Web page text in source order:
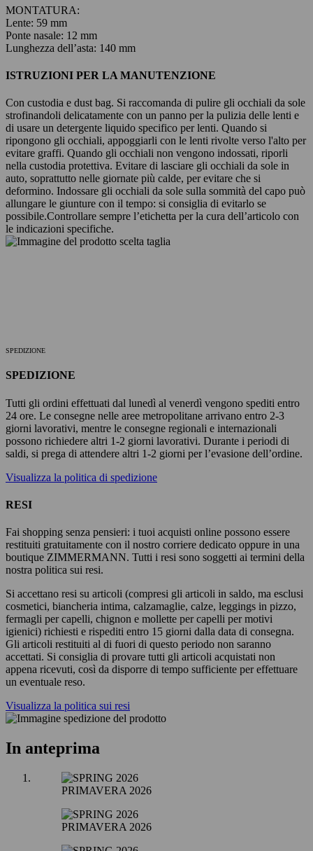
MONTATURA:
Lente: 59 mm
Ponte nasale: 12 mm
Lunghezza dell’asta: 140 mm
ISTRUZIONI PER LA MANUTENZIONE
Con custodia e dust bag. Si raccomanda di pulire gli occhiali da sole
strofinandoli delicatamente con un panno per la pulizia delle lenti e
di usare un detergente liquido specifico per lenti. Quando si
ripongono gli occhiali, appoggiarli con le lenti rivolte verso l'alto per
evitare graffi. Quando gli occhiali non vengono indossati, riporli
nella custodia protettiva. Evitare di lasciare gli occhiali da sole in
auto, soprattutto nelle giornate più calde, per evitare che si
deformino. Indossare gli occhiali da sole sulla sommità del capo può
allungare le giunture con il tempo: si consiglia di evitarlo se
possibile.Controllare sempre l’etichetta per la cura dell’articolo con
le indicazioni specifiche.
SPEDIZIONE
SPEDIZIONE
Tutti gli ordini effettuati dal lunedì al venerdì vengono spediti entro
24 ore. Le consegne nelle aree metropolitane arrivano entro 2-3
giorni lavorativi, mentre le consegne regionali e internazionali
possono richiedere altri 1-2 giorni lavorativi. Durante i periodi di
saldi, si prega di attendere altri 1-2 giorni per l’evasione dell’ordine.
Visualizza la politica di spedizione
RESI
Fai shopping senza pensieri: i tuoi acquisti online possono essere
restituiti gratuitamente con il nostro corriere dedicato oppure in una
boutique ZIMMERMANN. Tutti i resi sono soggetti ai termini della
nostra politica sui resi.
Si accettano resi su articoli (compresi gli articoli in saldo, ma esclusi
cosmetici, biancheria intima, calzamaglie, calze, leggings in pizzo,
fermagli per capelli, chignon e mollette per capelli per motivi
igienici) richiesti e rispediti entro 15 giorni dalla data di consegna.
Gli articoli restituiti al di fuori di questo periodo non saranno
accettati. Si consiglia di provare tutti gli articoli acquistati non
appena ricevuti, così da disporre di tempo sufficiente per effettuare
un eventuale reso.
Visualizza la politica sui resi
In anteprima
PRIMAVERA 2026
PRIMAVERA 2026